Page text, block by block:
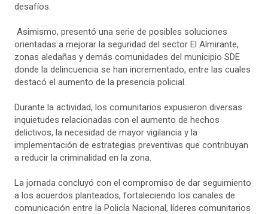
desafíos.
Asimismo, presentó una serie de posibles soluciones
orientadas a mejorar la seguridad del sector El Almirante,
zonas aledañas y demás comunidades del municipio SDE
donde la delincuencia se han incrementado, entre las cuales
destacó el aumento de la presencia policial.
Durante la actividad, los comunitarios expusieron diversas
inquietudes relacionadas con el aumento de hechos
delictivos, la necesidad de mayor vigilancia y la
implementación de estrategias preventivas que contribuyan
a reducir la criminalidad en la zona.
La jornada concluyó con el compromiso de dar seguimiento
a los acuerdos planteados, fortaleciendo los canales de
comunicación entre la Policía Nacional, líderes comunitarios